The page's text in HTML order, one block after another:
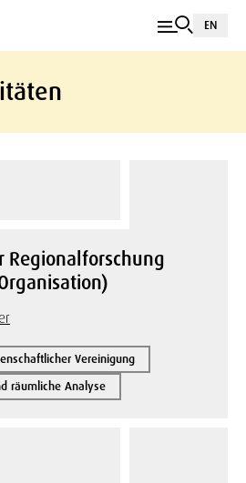
EN
Regionalforschung
Vereinigung
räumliche Analyse